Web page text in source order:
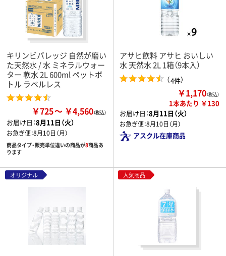
キリンビバレッジ 自然が磨い
た天然水 / 水 ミネラルウォー
ター 軟水 2L 600ml ペットボ
トル ラベルレス
￥725 ￥4,560
お届け日：8月11日（火）
お急ぎ便：8月10日（月）
商品タイプ・販売単位違いの商品が8商品あ
ります
アサヒ飲料 アサヒ おいしい
水 天然水 2L 1箱（9本入）
（4件）
￥1,170（税込）
1本あたり ￥130
お届け日：8月11日（火）
お急ぎ便：8月10日（月）
アスクル在庫商品
オリジナル 人気商品